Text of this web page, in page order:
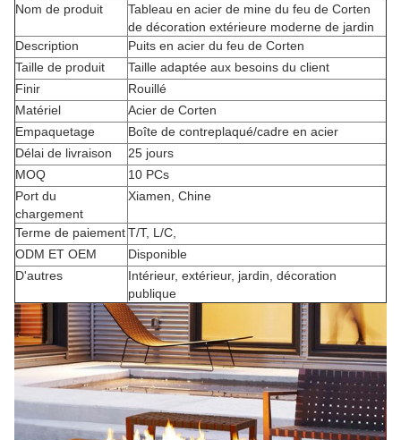
Nom de produit
Tableau en acier de mine du feu de Corten
de décoration extérieure moderne de jardin
Description
Puits en acier du feu de Corten
Taille de produit
Taille adaptée aux besoins du client
Finir
Rouillé
Matériel
Acier de Corten
Empaquetage
Boîte de contreplaqué/cadre en acier
Délai de livraison
25 jours
MOQ
10 PCs
Port du
chargement
Xiamen, Chine
Terme de paiementT/T, L/C,
ODM ET OEM
Disponible
D'autres
Intérieur, extérieur, jardin, décoration
publique